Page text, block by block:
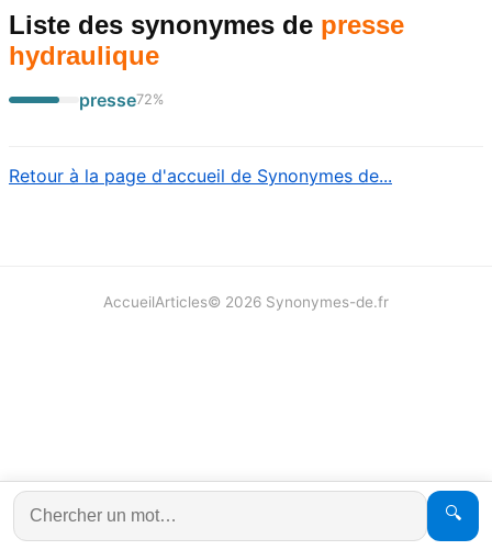
Liste des synonymes de presse
hydraulique
presse72%
Retour à la page d'accueil de Synonymes de...
🔍
AccueilArticles© 2026 Synonymes-de.fr